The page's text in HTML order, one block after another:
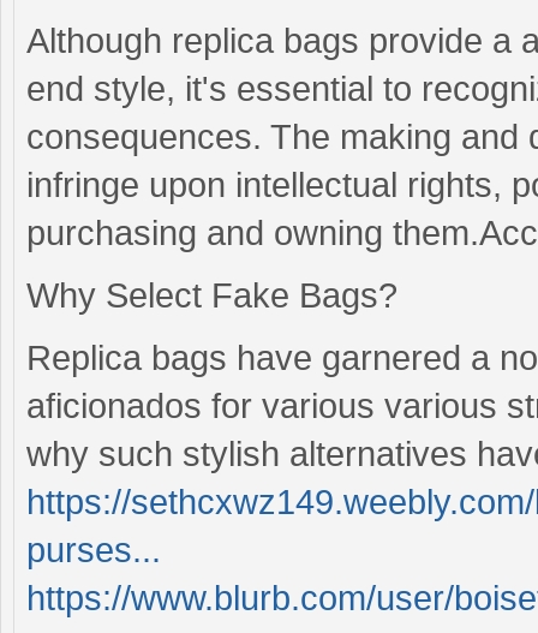
Although replica bags provide a
end style, it's essential to
consequences. The making
infringe upon intellectual rights,
purchasing and owning
Why Select Fake Bags?
Replica bags have garnered a
aficionados for various various
why such stylish alternatives
https://
purses...
https://www.blurb.com/user/